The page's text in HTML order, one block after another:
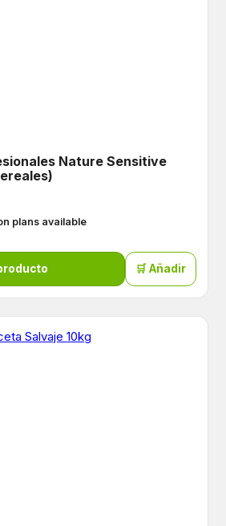
Nature Sensitive
plans available
🛒 Añadir